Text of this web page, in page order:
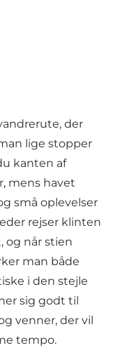
der
lige stopper
kanten af
mens havet
små oplevelser
rejser klinten
og når stien
man både
i den stejle
sig godt til
venner, der vil
tempo.